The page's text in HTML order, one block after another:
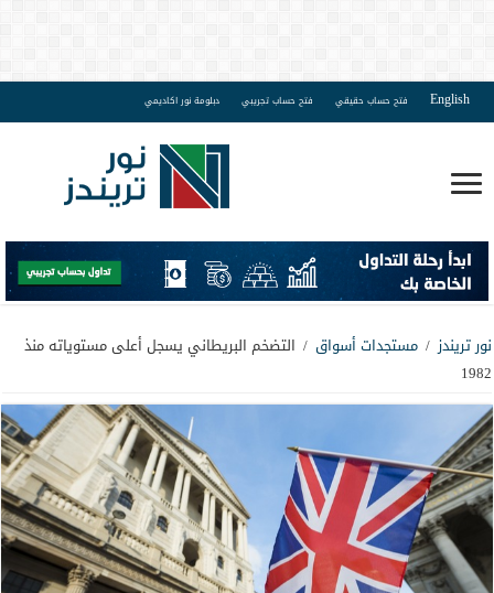
English فتح حساب حقيقي فتح حساب تجريبي دبلومة نور اكاديمي
نور تريندز / مستجدات أسواق / التضخم البريطاني يسجل أعلى مستوياته منذ
1982